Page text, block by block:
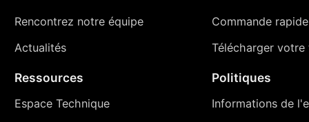
Rencontrez notre équipe
Actualités
Commande rapide
Télécharger votre
Ressources
Espace Technique
Politiques
Informations de